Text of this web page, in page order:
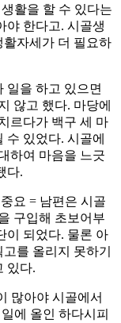
활을 할 수 있다는
야 한다고. 시골생
활자세가 더 필요하
일을 하고 있으면
않고 했다. 마당에
르다가 백구 세 마
수 있었다. 시골에
하여 마음을 느긋
다.
요 = 남편은 시골
구입해 초보어부
이 되었다. 물론 아
를 올리지 못하기
있다.
많아야 시골에서
에 올인 하다시피